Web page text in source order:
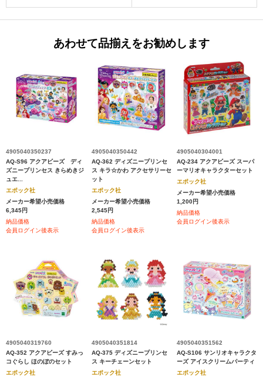
あわせて品揃えをお勧めします
4905040350237
AQ-S96 アクアビーズ ディ
ズニープリンセス きらめきジ
ュエ...
エポック社
メーカー希望小売価格
6,345円
納品価格
会員ログイン後表示
4905040350442
AQ-362 ディズニープリンセ
ス キラ☆かわ アクセサリーセ
ット
エポック社
メーカー希望小売価格
2,545円
納品価格
会員ログイン後表示
4905040304001
AQ-234 アクアビーズ スーパ
ーマリオキャラクターセット
エポック社
メーカー希望小売価格
1,200円
納品価格
会員ログイン後表示
4905040319760
AQ-352 アクアビーズ すみっ
コぐらし ほのぼのセット
エポック社
4905040351814
AQ-375 ディズニープリンセ
ス キーチェーンセット
エポック社
4905040351562
AQ-S106 サンリオキャラクタ
ーズ アイスクリームパーティ
エポック社